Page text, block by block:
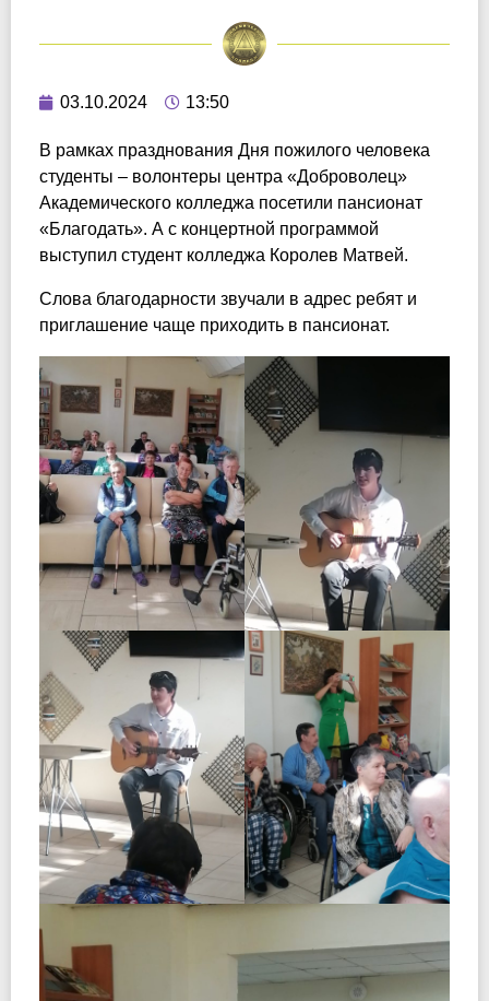
03.10.2024 13:50
В рамках празднования Дня пожилого человека
студенты – волонтеры центра «Доброволец»
Академического колледжа посетили пансионат
«Благодать». А с концертной программой
выступил студент колледжа Королев Матвей.
Слова благодарности звучали в адрес ребят и
приглашение чаще приходить в пансионат.